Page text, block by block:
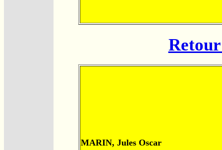
MARIN, Jules Oscar